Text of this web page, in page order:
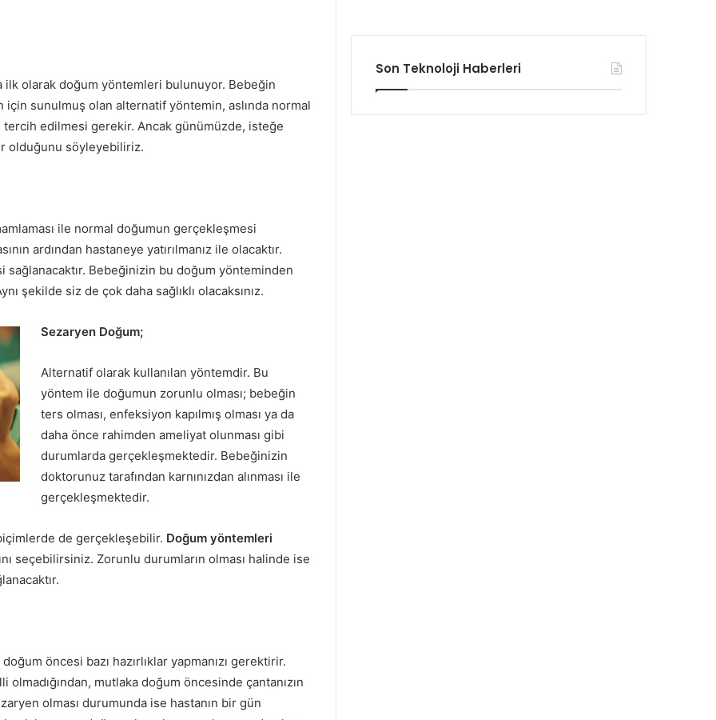
ilk olarak doğum yöntemleri bulunuyor. Bebeğin
sunulmuş olan alternatif yöntemin, aslında normal
tercih edilmesi gerekir. Ancak günümüzde, isteğe
olduğunu söyleyebiliriz.
ile normal doğumun gerçekleşmesi
ardından hastaneye yatırılmanız ile olacaktır.
Bebeğinizin bu doğum yönteminden
şekilde siz de çok daha sağlıklı olacaksınız.
Sezaryen Doğum;
Alternatif olarak kullanılan yöntemdir. Bu
yöntem ile doğumun zorunlu olması; bebeğin
ters olması, enfeksiyon kapılmış olması ya da
daha önce rahimden ameliyat olunması gibi
durumlarda gerçekleşmektedir. Bebeğinizin
doktorunuz tarafından karnınızdan alınması ile
gerçekleşmektedir.
de gerçekleşebilir. Doğum yöntemleri
seçebilirsiniz. Zorunlu durumların olması halinde ise
öncesi bazı hazırlıklar yapmanızı gerektirir.
mutlaka doğum öncesinde çantanızın
olması durumunda ise hastanın bir gün
Son Teknoloji Haberleri